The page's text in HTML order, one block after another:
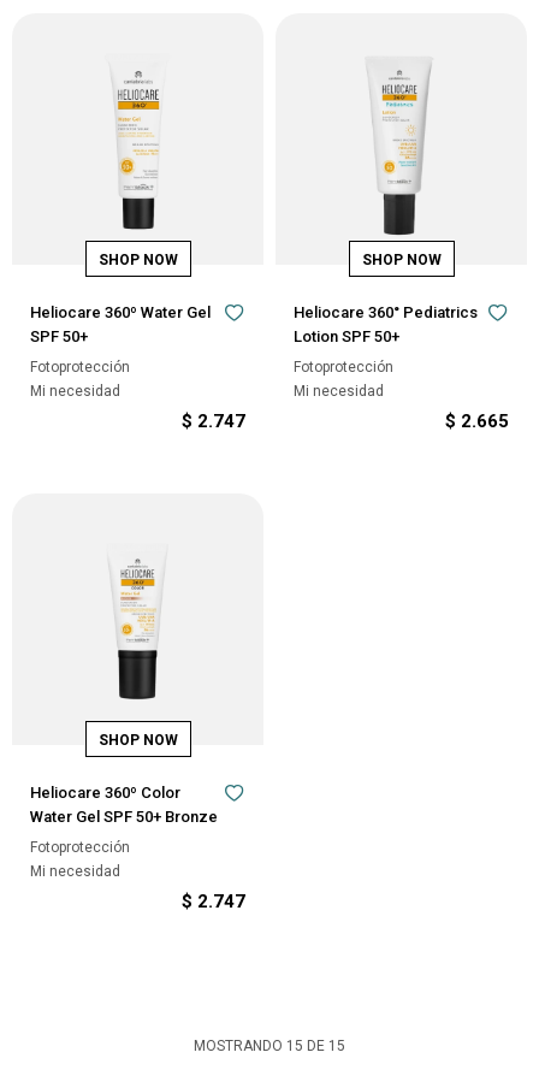
Heliocare 360º Water Gel
SPF 50+
Fotoprotección
Mi necesidad
$ 2.747
Heliocare 360° Pediatrics
Lotion SPF 50+
Fotoprotección
Mi necesidad
$ 2.665
Heliocare 360º Color
Water Gel SPF 50+ Bronze
Fotoprotección
Mi necesidad
$ 2.747
MOSTRANDO 15 DE 15